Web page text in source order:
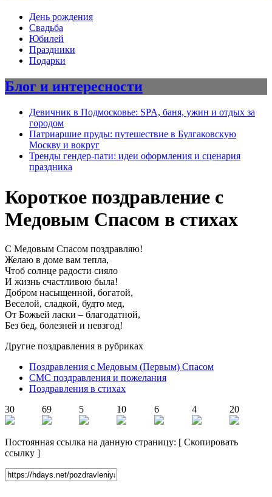
День рождения
Свадьба
Юбилей
Праздники
Подарки
Блог и интересности
Девичник в Подмосковье: SPA, баня, ужин и отдых за
городом
Патриаршие пруды: путешествие в Булгаковскую
Москву и вокруг
Тренды гендер-пати: идеи оформления и сценария
праздника
Короткое поздравление с
Медовым Спасом в стихах
С Медовым Спасом поздравляю!
Желаю в доме вам тепла,
Чтоб солнце радости сияло
И жизнь счастливою была!
Добром насыщенной, богатой,
Веселой, сладкой, будто мед,
От Божьей ласки – благодатной,
Без бед, болезней и невзгод!
Другие поздравления в рубриках
Поздравления с Медовым (Первым) Спасом
СМС поздравления и пожелания
Поздравления в стихах
30
69 5 10 6 4 20
Постоянная ссылка на данную страницу: [ Скопировать
ссылку ]